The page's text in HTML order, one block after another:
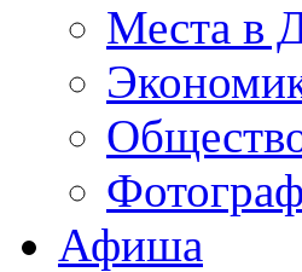
Места в
Афиша